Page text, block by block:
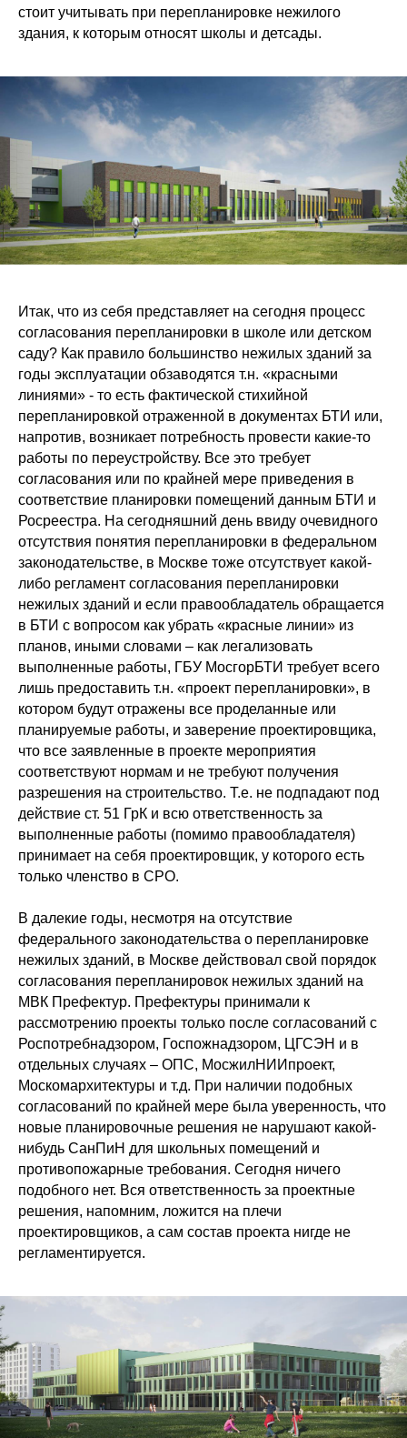
стоит учитывать при перепланировке нежилого
здания, к которым относят школы и детсады.
Итак, что из себя представляет на сегодня процесс
согласования перепланировки в школе или детском
саду? Как правило большинство нежилых зданий за
годы эксплуатации обзаводятся т.н. «красными
линиями» - то есть фактической стихийной
перепланировкой отраженной в документах БТИ или,
напротив, возникает потребность провести какие-то
работы по переустройству. Все это требует
согласования или по крайней мере приведения в
соответствие планировки помещений данным БТИ и
Росреестра. На сегодняшний день ввиду очевидного
отсутствия понятия перепланировки в федеральном
законодательстве, в Москве тоже отсутствует какой-
либо регламент согласования перепланировки
нежилых зданий и если правообладатель обращается
в БТИ с вопросом как убрать «красные линии» из
планов, иными словами – как легализовать
выполненные работы, ГБУ МосгорБТИ требует всего
лишь предоставить т.н. «проект перепланировки», в
котором будут отражены все проделанные или
планируемые работы, и заверение проектировщика,
что все заявленные в проекте мероприятия
соответствуют нормам и не требуют получения
разрешения на строительство. Т.е. не подпадают под
действие ст. 51 ГрК и всю ответственность за
выполненные работы (помимо правообладателя)
принимает на себя проектировщик, у которого есть
только членство в СРО.
В далекие годы, несмотря на отсутствие
федерального законодательства о перепланировке
нежилых зданий, в Москве действовал свой порядок
согласования перепланировок нежилых зданий на
МВК Префектур. Префектуры принимали к
рассмотрению проекты только после согласований с
Роспотребнадзором, Госпожнадзором, ЦГСЭН и в
отдельных случаях – ОПС, МосжилНИИпроект,
Москомархитектуры и т.д. При наличии подобных
согласований по крайней мере была уверенность, что
новые планировочные решения не нарушают какой-
нибудь СанПиН для школьных помещений и
противопожарные требования. Сегодня ничего
подобного нет. Вся ответственность за проектные
решения, напомним, ложится на плечи
проектировщиков, а сам состав проекта нигде не
регламентируется.